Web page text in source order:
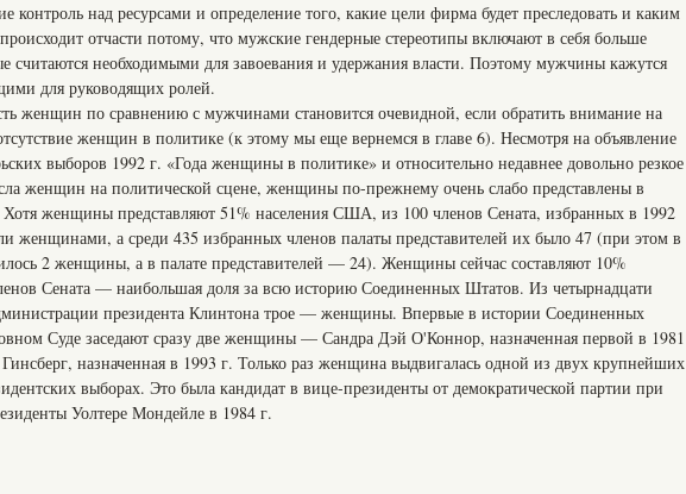
контроль над ресурсами и определение того, какие цели фирма будет преследовать и каким
отчасти потому, что мужские гендерные стереотипы включают в себя больше
считаются необходимыми для завоевания и удержания власти. Поэтому мужчины кажутся
для руководящих ролей.
женщин по сравнению с мужчинами становится очевидной, если обратить внимание на
женщин в политике (к этому мы еще вернемся в главе 6). Несмотря на объявление
выборов 1992 г. «Года женщины в политике» и относительно недавнее довольно резкое
женщин на политической сцене, женщины по-прежнему очень слабо представлены в
Хотя женщины представляют 51% населения США, из 100 членов Сената, избранных в 1992
женщинами, а среди 435 избранных членов палаты представителей их было 47 (при этом в
2 женщины, а в палате представителей — 24). Женщины сейчас составляют 10%
Сената — наибольшая доля за всю историю Соединенных Штатов. Из четырнадцати
президента Клинтона трое — женщины. Впервые в истории Соединенных
Суде заседают сразу две женщины — Сандра Дэй О'Коннор, назначенная первой в 1981
назначенная в 1993 г. Только раз женщина выдвигалась одной из двух крупнейших
выборах. Это была кандидат в вице-президенты от демократической партии при
Уолтере Мондейле в 1984 г.